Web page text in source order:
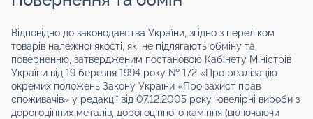
Відповідно до законодавства України, згідно з переліком
товарів належної якості, які не підлягають обміну та
поверненню, затвердженим постановою Кабінету Міністрів
України від 19 березня 1994 року № 172 «Про реалізацію
окремих положень Закону України «Про захист прав
споживачів» у редакції від 07.12.2005 року, ювелірні вироби з
дорогоцінних металів, дорогоцінного каміння (включаючи